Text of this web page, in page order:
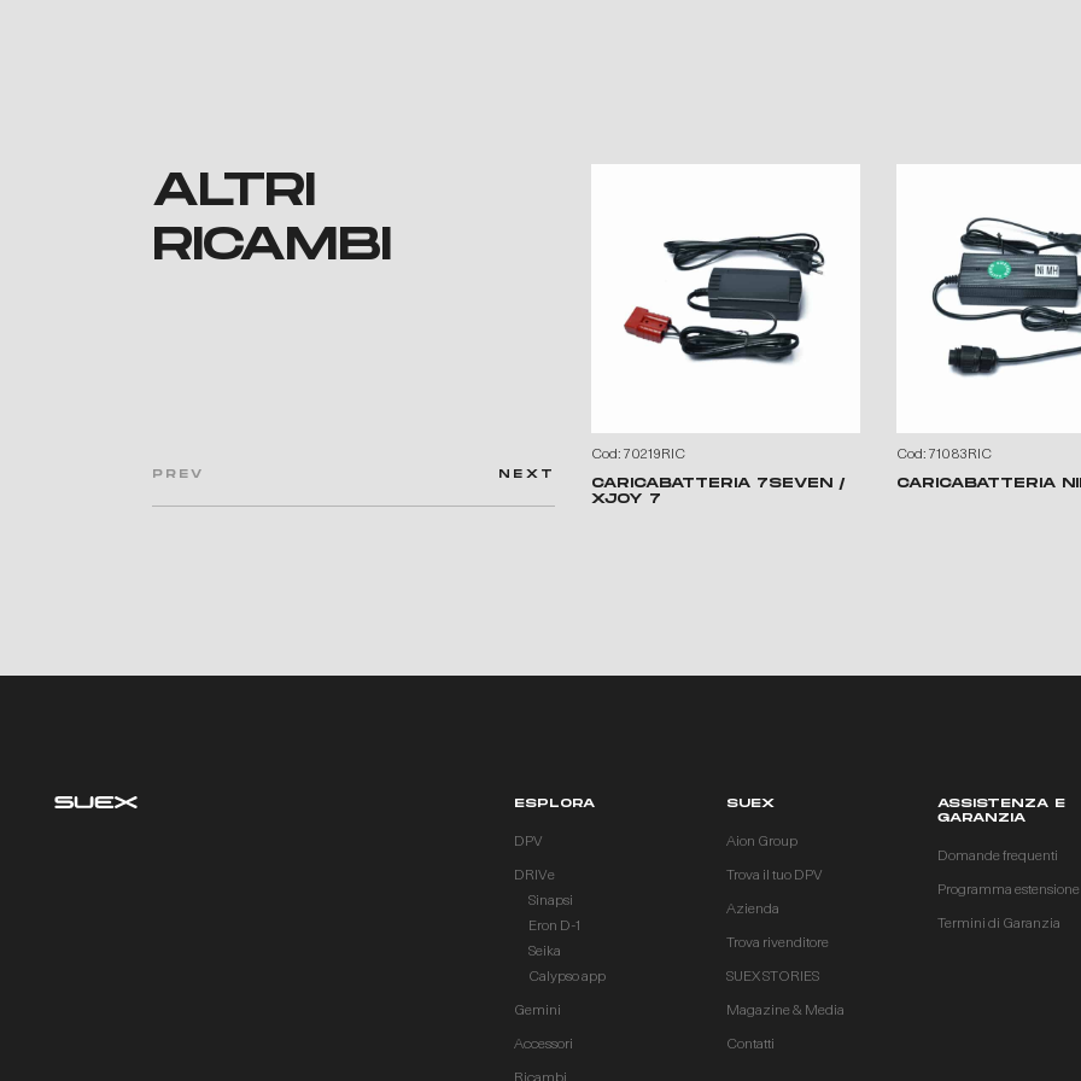
ALTRI
RICAMBI
PREV NEXT
Cod: 70219RIC
CARICABATTERIA 7SEVEN /
XJOY 7
Cod: 71083RIC
CARICABATTERIA
ESPLORA
DPV
DRIVe
Sinapsi
Eron D-1
Seika
Calypso app
Gemini
Accessori
SUEX
Aion Group
Trova il tuo DPV
Azienda
Trova rivenditore
SUEX STORIES
Magazine & Media
Contatti
ASSISTENZA E
GARANZIA
Domande frequenti
Programma
Termini di Garanzia